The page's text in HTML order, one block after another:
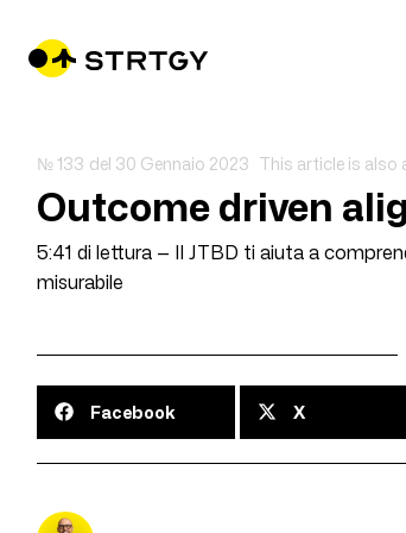
№ 133 del 30 Gennaio 2023 This article is also
Outcome driven
5:41 di lettura — Il JTBD ti aiuta a
misurabile
Facebook X